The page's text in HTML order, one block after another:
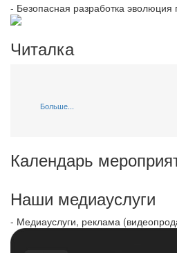
- Безопасная разработка
Читалка
Больше...
Календарь
Наши медиауслуги
- Медиауслуги, реклама